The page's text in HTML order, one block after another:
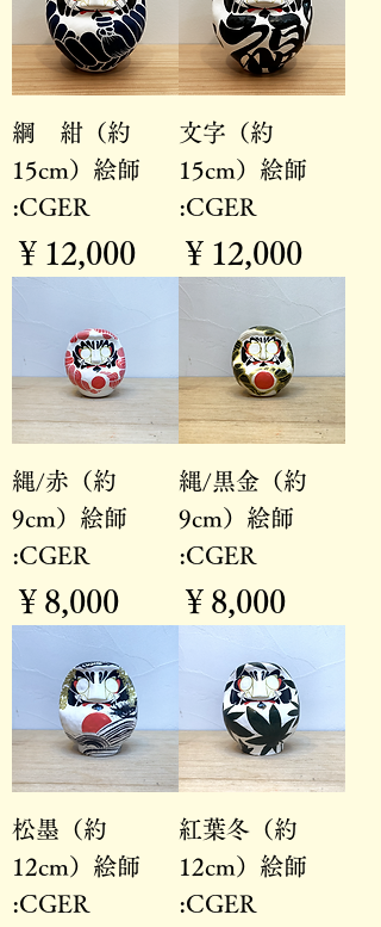
綱 紺（約
15cm）絵師
:CGER
価格
￥12,000
文字（約
15cm）絵師
:CGER
価格
￥12,000
縄/赤（約
9cm）絵師
:CGER
価格
￥8,000
縄/黒金（約
9cm）絵師
:CGER
価格
￥8,000
松墨（約
12cm）絵師
:CGER
紅葉冬（約
12cm）絵師
:CGER